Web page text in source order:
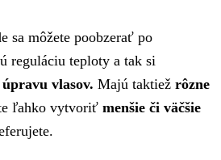
sa môžete poobzerať po
reguláciu teploty a tak si
vlasov. Majú taktiež rôzne
ľahko vytvoriť menšie či väčšie